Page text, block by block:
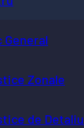
General
Zonale
de Detaliu